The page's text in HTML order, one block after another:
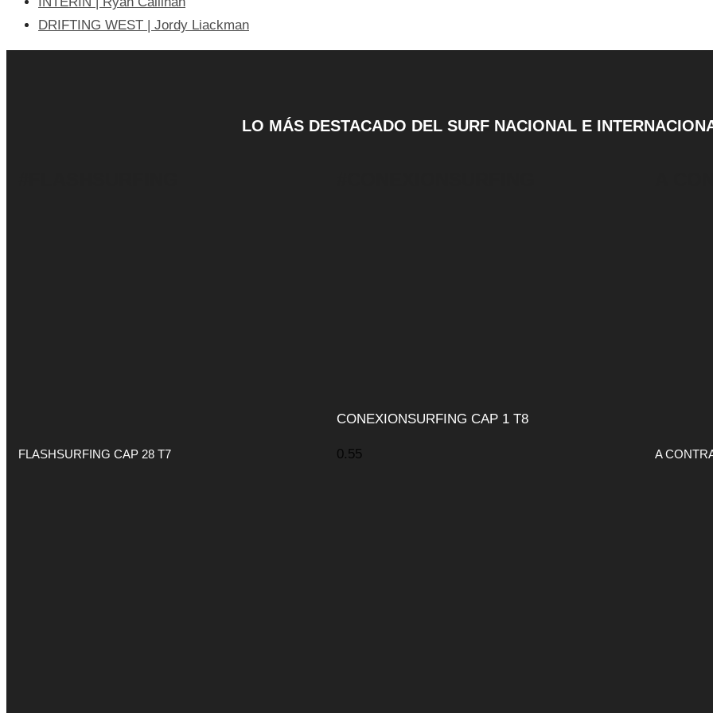
DRIFTING WEST | Jordy Liackman
LO MÁS DESTACADO DEL SURF NACIONAL E
FLASHSURFING CAP 28 T7
CONEXIONSURFING CAP 1 T8
A